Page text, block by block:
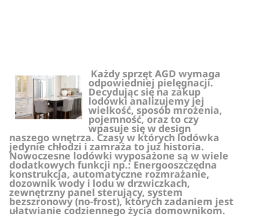
Każdy sprzęt AGD wymaga
odpowiedniej pielęgnacji.
Decydując się na zakup
lodówki analizujemy jej
wielkość, sposób mrożenia,
pojemność, oraz to czy
wpasuje się w design
naszego wnętrza. Czasy w których lodówka
jedynie chłodzi i zamraża to już historia.
Nowoczesne lodówki wyposażone są w wiele
dodatkowych funkcji np.: Energooszczędna
konstrukcja, automatyczne rozmrażanie,
dozownik wody i lodu w drzwiczkach,
zewnętrzny panel sterujący, system
bezszronowy (no-frost), których zadaniem jest
ułatwianie codziennego życia domownikom.